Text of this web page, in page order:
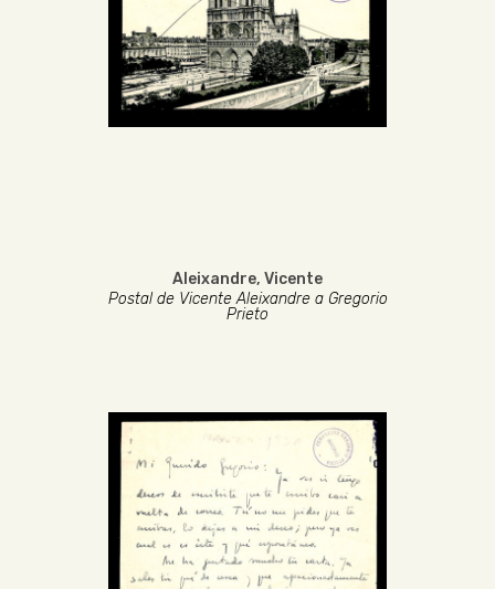
Aleixandre, Vicente
Postal de Vicente Aleixandre a Gregorio
Prieto